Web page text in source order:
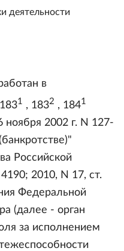
деятельности
в
1 , 1832 , 1841
ноября 2002 г. N 127-
Российской
2010, N 17, ст.
Федеральной
(далее - орган
за исполнением